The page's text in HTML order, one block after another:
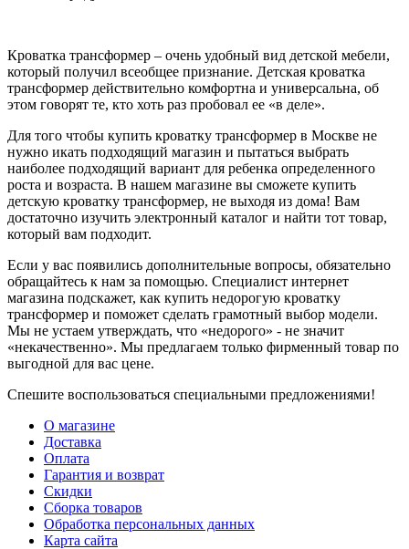
Кроватка трансформер – очень удобный вид детской мебели,
который получил всеобщее признание. Детская кроватка
трансформер действительно комфортна и универсальна, об
этом говорят те, кто хоть раз пробовал ее «в деле».
Для того чтобы купить кроватку трансформер в Москве не
нужно икать подходящий магазин и пытаться выбрать
наиболее подходящий вариант для ребенка определенного
роста и возраста. В нашем магазине вы сможете купить
детскую кроватку трансформер, не выходя из дома! Вам
достаточно изучить электронный каталог и найти тот товар,
который вам подходит.
Если у вас появились дополнительные вопросы, обязательно
обращайтесь к нам за помощью. Специалист интернет
магазина подскажет, как купить недорогую кроватку
трансформер и поможет сделать грамотный выбор модели.
Мы не устаем утверждать, что «недорого» - не значит
«некачественно». Мы предлагаем только фирменный товар по
выгодной для вас цене.
Спешите воспользоваться специальными предложениями!
О магазине
Доставка
Оплата
Гарантия и возврат
Скидки
Сборка товаров
Обработка персональных данных
Карта сайта